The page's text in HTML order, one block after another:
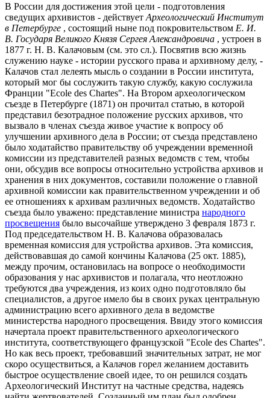
В России для достижения этой цели - подготовления
сведущих архивистов - действует Археологический Институт
в Петербурге , состоящий ныне под покровительством Е. И.
В. Государя Великого Князя Сергея Александровича , устроен в
1877 г. Н. В. Калачовым (см. это сл.). Посвятив всю жизнь
служению науке - истории русского права и архивному делу, -
Калачов стал лелеять мысль о создании в России института,
который мог бы сослужить такую службу, какую сослужила
Франции "Ecole des Chartes". На Втором археологическом
съезде в Петербурге (1871) он прочитал статью, в которой
представил безотрадное положение русских архивов, что
вызвало в членах съезда живое участие к вопросу об
улучшении архивного дела в России; от съезда представлено
было ходатайство правительству об учреждении временной
комиссии из представителей разных ведомств с тем, чтобы
они, обсудив все вопросы относительно устройства архивов и
хранения в них документов, составили положение о главной
архивной комиссии как правительственном учреждении и об
ее отношениях к архивам различных ведомств. Ходатайство
съезда было уважено: представление министра народного
просвещения было высочайше утверждено 3 февраля 1873 г.
Под председательством Н. В. Калачова образовалась
временная комиссия для устройства архивов. Эта комиссия,
действовавшая до самой кончины Калачова (25 окт. 1885),
между прочим, остановилась на вопросе о необходимости
образования у нас архивистов и полагала, что неотложно
требуются два учреждения, из коих одно подготовляло бы
специалистов, а другое имело бы в своих руках центральную
администрацию всего архивного дела в ведомстве
министерства народного просвещения. Ввиду этого комиссия
начертала проект правительственного археологического
института, соответствующего французской "Ecole des Chartes".
Но как весь проект, требовавший значительных затрат, не мог
скоро осуществиться, а Калачов горел желанием доставить
быстрое осуществление своей идее, то он решился создать
Археологический Институт на частные средства, надеясь